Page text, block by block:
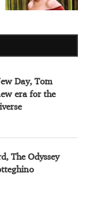
Day, Tom
era for the
The Odyssey